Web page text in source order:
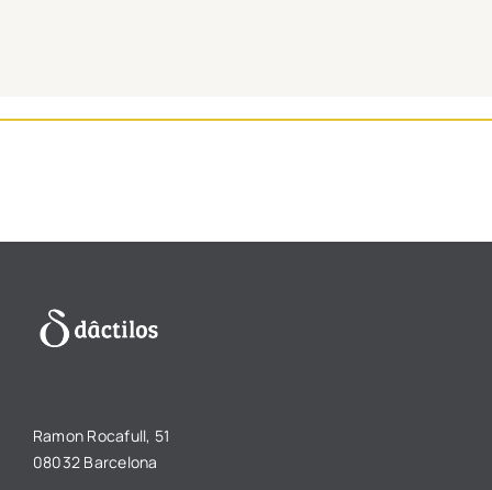
Ramon Rocafull, 51
08032 Barcelona